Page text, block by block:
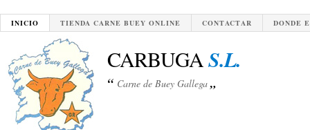
INICIO TIENDA CARNE BUEY ONLINE CONTACTAR DONDE
CARBUGAS.L.
“ Carne de Buey Gallega „